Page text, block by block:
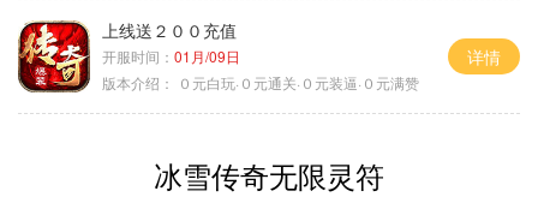
上线送２００充值
开服时间： 01月/09日
版本介绍：
０元白玩·０元通关·０元装逼·０元满赞
详情
冰雪传奇无限灵符